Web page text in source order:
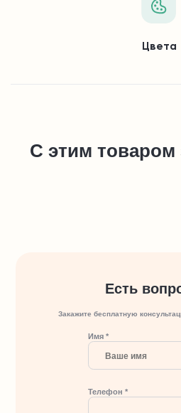
Цвета
С этим товаром
Есть
Закажите бесплатную
Имя *
Телефон *